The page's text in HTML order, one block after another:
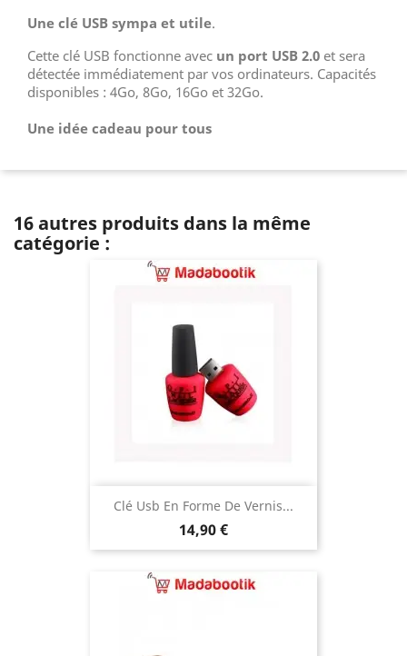
Une clé USB sympa et utile.
Cette clé USB fonctionne avec un port USB 2.0 et sera
détectée immédiatement par vos ordinateurs. Capacités
disponibles : 4Go, 8Go, 16Go et 32Go.
Une idée cadeau pour tous
16 autres produits dans la même
catégorie :
Clé Usb En Forme De Vernis...
Prix
14,90 €